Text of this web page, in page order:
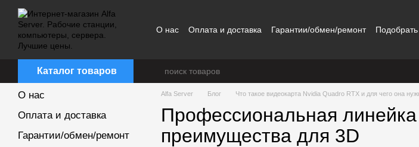
Перейти к основному контенту
О нас Оплата и доставка Гарантии/обмен/ремонт
Каталог товаров
Alfa Server Блог Что такое видеокарта Nvidia Quadro RTX и для чего она
Профессиональная
преимущества для 3D
О нас
Оплата и доставка
Гарантии/обмен/ремонт